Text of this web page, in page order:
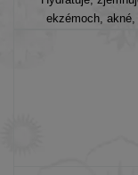
ekzémoch,